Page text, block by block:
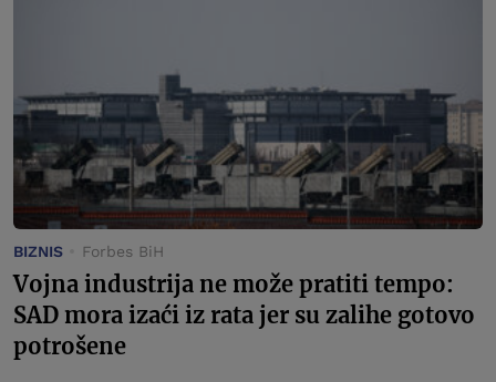
BIZNIS Forbes BiH
Vojna industrija ne može pratiti tempo:
SAD mora izaći iz rata jer su zalihe gotovo
potrošene